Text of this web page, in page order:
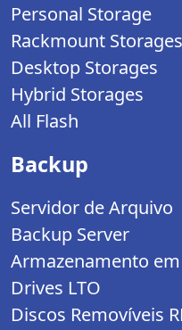
Personal Storage
Rackmount Storages
Desktop Storages
Hybrid Storages
All Flash
Backup
Servidor de Arquivo
Backup Server
Armazenamento
Drives LTO
Discos Removíveis